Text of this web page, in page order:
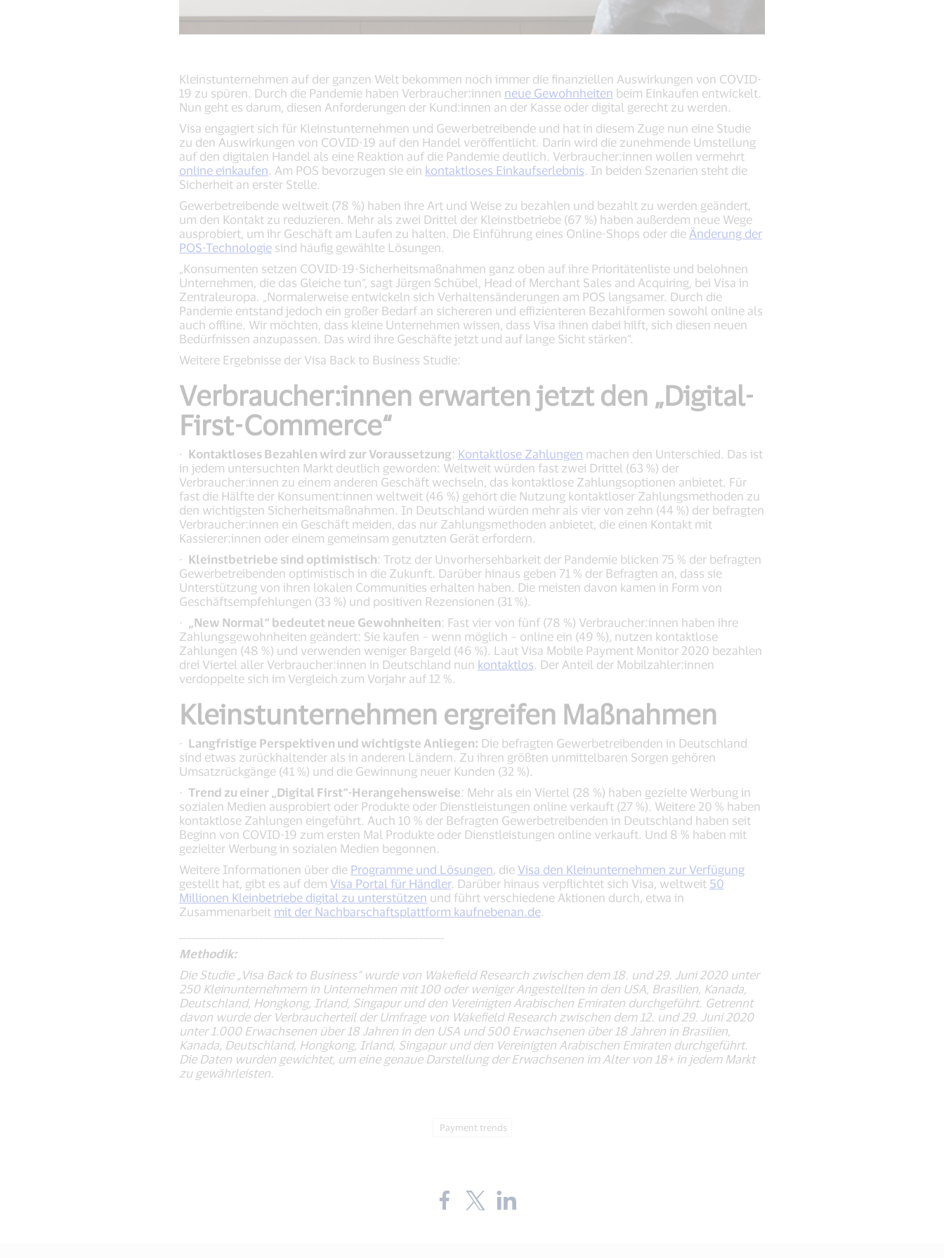
Kleinstunternehmen auf der ganzen Welt bekommen noch immer die finanziellen Auswirkungen von COVID-
19 zu spüren. Durch die Pandemie haben Verbraucher:innen neue Gewohnheiten beim Einkaufen entwickelt.
Nun geht es darum, diesen Anforderungen der Kund:innen an der Kasse oder digital gerecht zu werden.
Visa engagiert sich für Kleinstunternehmen und Gewerbetreibende und hat in diesem Zuge nun eine Studie
zu den Auswirkungen von COVID-19 auf den Handel veröffentlicht. Darin wird die zunehmende Umstellung
auf den digitalen Handel als eine Reaktion auf die Pandemie deutlich. Verbraucher:innen wollen vermehrt
online einkaufen. Am POS bevorzugen sie ein kontaktloses Einkaufserlebnis. In beiden Szenarien steht die
Sicherheit an erster Stelle.
Gewerbetreibende weltweit (78 %) haben ihre Art und Weise zu bezahlen und bezahlt zu werden geändert,
um den Kontakt zu reduzieren. Mehr als zwei Drittel der Kleinstbetriebe (67 %) haben außerdem neue Wege
ausprobiert, um ihr Geschäft am Laufen zu halten. Die Einführung eines Online-Shops oder die Änderung der
POS-Technologiesind häufig gewählte Lösungen.
„Konsumenten setzen COVID-19-Sicherheitsmaßnahmen ganz oben auf ihre Prioritätenliste und belohnen
Unternehmen, die das Gleiche tun“, sagt Jürgen Schübel, Head of Merchant Sales and Acquiring, bei Visa in
Zentraleuropa. „Normalerweise entwickeln sich Verhaltensänderungen am POS langsamer. Durch die
Pandemie entstand jedoch ein großer Bedarf an sichereren und effizienteren Bezahlformen sowohl online als
auch offline. Wir möchten, dass kleine Unternehmen wissen, dass Visa ihnen dabei hilft, sich diesen neuen
Bedürfnissen anzupassen. Das wird ihre Geschäfte jetzt und auf lange Sicht stärken“.
Weitere Ergebnisse der Visa Back to Business Studie:
Verbraucher:innen erwarten jetzt den „Digital-
First-Commerce“
· Kontaktloses Bezahlen wird zur Voraussetzung: Kontaktlose Zahlungen machen den Unterschied. Das ist
in jedem untersuchten Markt deutlich geworden: Weltweit würden fast zwei Drittel (63 %) der
Verbraucher:innen zu einem anderen Geschäft wechseln, das kontaktlose Zahlungsoptionen anbietet. Für
fast die Hälfte der Konsument:innen weltweit (46 %) gehört die Nutzung kontaktloser Zahlungsmethoden zu
den wichtigsten Sicherheitsmaßnahmen. In Deutschland würden mehr als vier von zehn (44 %) der befragten
Verbraucher:innen ein Geschäft meiden, das nur Zahlungsmethoden anbietet, die einen Kontakt mit
Kassierer:innen oder einem gemeinsam genutzten Gerät erfordern.
· Kleinstbetriebe sind optimistisch: Trotz der Unvorhersehbarkeit der Pandemie blicken 75 % der befragten
Gewerbetreibenden optimistisch in die Zukunft. Darüber hinaus geben 71 % der Befragten an, dass sie
Unterstützung von ihren lokalen Communities erhalten haben. Die meisten davon kamen in Form von
Geschäftsempfehlungen (33 %) und positiven Rezensionen (31 %).
· „New Normal“ bedeutet neue Gewohnheiten: Fast vier von fünf (78 %) Verbraucher:innen haben ihre
Zahlungsgewohnheiten geändert: Sie kaufen – wenn möglich – online ein (49 %), nutzen kontaktlose
Zahlungen (48 %) und verwenden weniger Bargeld (46 %). Laut Visa Mobile Payment Monitor 2020 bezahlen
drei Viertel aller Verbraucher:innen in Deutschland nun kontaktlos. Der Anteil der Mobilzahler:innen
verdoppelte sich im Vergleich zum Vorjahr auf 12 %.
Kleinstunternehmen ergreifen Maßnahmen
· Langfristige Perspektiven und wichtigste Anliegen: Die befragten Gewerbetreibenden in Deutschland
sind etwas zurückhaltender als in anderen Ländern. Zu ihren größten unmittelbaren Sorgen gehören
Umsatzrückgänge (41 %) und die Gewinnung neuer Kunden (32 %).
· Trend zu einer „Digital First“-Herangehensweise: Mehr als ein Viertel (28 %) haben gezielte Werbung in
sozialen Medien ausprobiert oder Produkte oder Dienstleistungen online verkauft (27 %). Weitere 20 % haben
kontaktlose Zahlungen eingeführt. Auch 10 % der Befragten Gewerbetreibenden in Deutschland haben seit
Beginn von COVID-19 zum ersten Mal Produkte oder Dienstleistungen online verkauft. Und 8 % haben mit
gezielter Werbung in sozialen Medien begonnen.
Weitere Informationen über die Programme und Lösungen, die Visa den Kleinunternehmen zur Verfügung
gestellt hat, gibt es auf dem Visa Portal für Händler. Darüber hinaus verpflichtet sich Visa, weltweit 50
Millionen Kleinbetriebe digital zu unterstützen und führt verschiedene Aktionen durch, etwa in
Zusammenarbeit mit der Nachbarschaftsplattform kaufnebenan.de.
Methodik:
Die Studie „Visa Back to Business“ wurde von Wakefield Research zwischen dem 18. und 29. Juni 2020 unter
250 Kleinunternehmern in Unternehmen mit 100 oder weniger Angestellten in den USA, Brasilien, Kanada,
Deutschland, Hongkong, Irland, Singapur und den Vereinigten Arabischen Emiraten durchgeführt. Getrennt
davon wurde der Verbraucherteil der Umfrage von Wakefield Research zwischen dem 12. und 29. Juni 2020
unter 1.000 Erwachsenen über 18 Jahren in den USA und 500 Erwachsenen über 18 Jahren in Brasilien,
Kanada, Deutschland, Hongkong, Irland, Singapur und den Vereinigten Arabischen Emiraten durchgeführt.
Die Daten wurden gewichtet, um eine genaue Darstellung der Erwachsenen im Alter von 18+ in jedem Markt
zu gewährleisten.
Tag:
Payment trends
Share
the
Share
the
the